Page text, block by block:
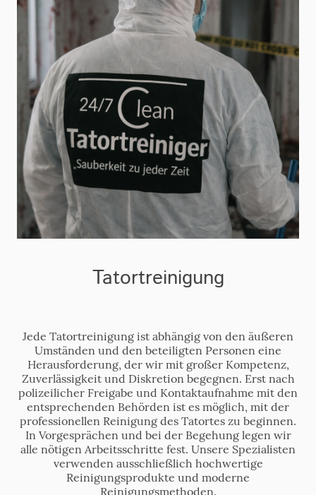
Tatortreinigung
Jede Tatortreinigung ist abhängig von den äußeren
Umständen und den beteiligten Personen eine
Herausforderung, der wir mit großer Kompetenz,
Zuverlässigkeit und Diskretion begegnen. Erst nach
polizeilicher Freigabe und Kontaktaufnahme mit den
entsprechenden Behörden ist es möglich, mit der
professionellen Reinigung des Tatortes zu beginnen.
In Vorgesprächen und bei der Begehung legen wir
alle nötigen Arbeitsschritte fest. Unsere Spezialisten
verwenden ausschließlich hochwertige
Reinigungsprodukte und moderne
Reinigungsmethoden.